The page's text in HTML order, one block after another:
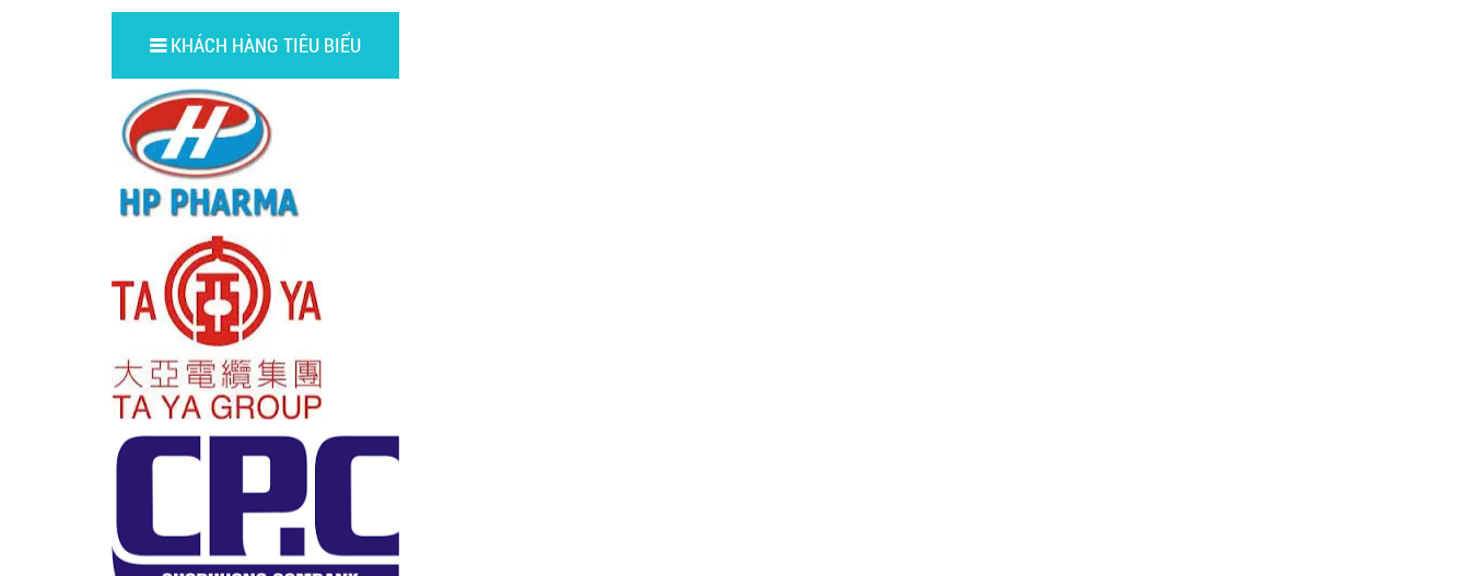
KHÁCH HÀNG TIÊU BIỂU
thach cao vinh tuong